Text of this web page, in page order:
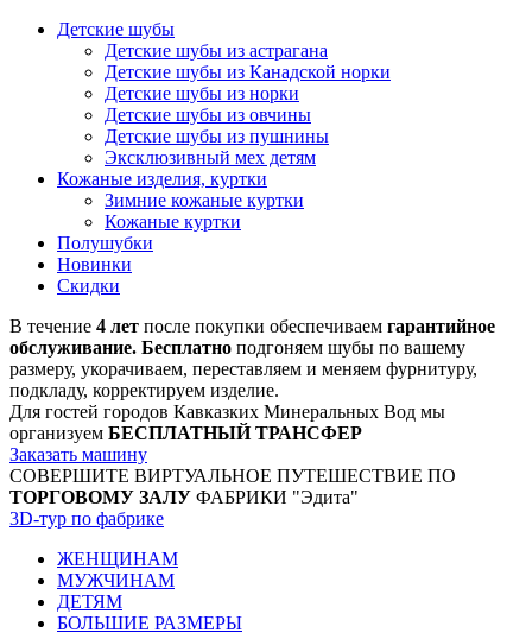
Детские шубы
Детские шубы из астрагана
Детские шубы из Канадской норки
Детские шубы из норки
Детские шубы из овчины
Детские шубы из пушнины
Эксклюзивный мех детям
Кожаные изделия, куртки
Зимние кожаные куртки
Кожаные куртки
Полушубки
Новинки
Скидки
В течение 4 лет после покупки обеспечиваем гарантийное
обслуживание. Бесплатно подгоняем шубы по вашему
размеру, укорачиваем, переставляем и меняем фурнитуру,
подкладу, корректируем изделие.
Для гостей городов Кавказких Минеральных Вод мы
организуем БЕСПЛАТНЫЙ ТРАНСФЕР
Заказать машину
СОВЕРШИТЕ ВИРТУАЛЬНОЕ ПУТЕШЕСТВИЕ ПО
ТОРГОВОМУ ЗАЛУ ФАБРИКИ "Эдита"
3D-тур по фабрике
ЖЕНЩИНАМ
МУЖЧИНАМ
ДЕТЯМ
БОЛЬШИЕ РАЗМЕРЫ